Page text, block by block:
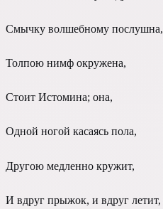
Смычку волшебному послушна,
Толпою нимф окружена,
Стоит Истомина; она,
Одной ногой касаясь пола,
Другою медленно кружит,
И вдруг прыжок, и вдруг летит,